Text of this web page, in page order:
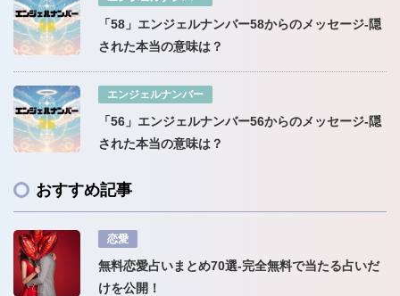
「58」エンジェルナンバー58からのメッセージ-隠
された本当の意味は？
エンジェルナンバー
「56」エンジェルナンバー56からのメッセージ-隠
された本当の意味は？
おすすめ記事
恋愛
無料恋愛占いまとめ70選-完全無料で当たる占いだ
けを公開！